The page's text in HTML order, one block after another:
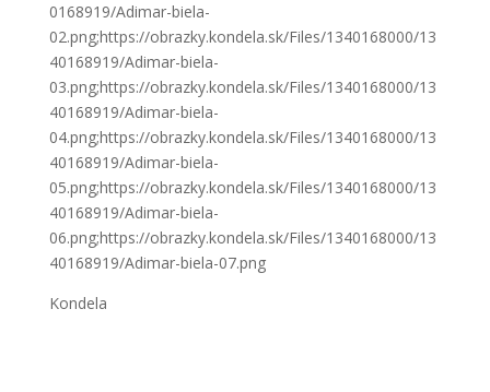
0168919/Adimar-biela-
02.png;https://obrazky.kondela.sk/Files/1340168000/13
40168919/Adimar-biela-
03.png;https://obrazky.kondela.sk/Files/1340168000/13
40168919/Adimar-biela-
04.png;https://obrazky.kondela.sk/Files/1340168000/13
40168919/Adimar-biela-
05.png;https://obrazky.kondela.sk/Files/1340168000/13
40168919/Adimar-biela-
06.png;https://obrazky.kondela.sk/Files/1340168000/13
40168919/Adimar-biela-07.png
Kondela